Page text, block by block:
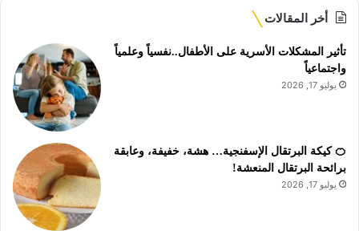
أخر المقالات
تأثير المشكلات الأسرية على الأطفال..نفسياً وعلمياً
واجتماعياً
يوليو 17, 2026
🍊 كيكة البرتقال الإسفنجية… هشة، خفيفة، وعابقة
برائحة البرتقال المنعشة!
يوليو 17, 2026